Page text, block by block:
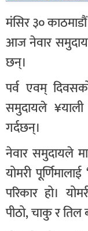
मंसिर ३०
आज नेवार
छन्।
पर्व एवम्
समुदायले ¥याली
गर्दछन्।
नेवार समुदायले
योमरी
परिकार हो।
पीठो, चाकु र तिल